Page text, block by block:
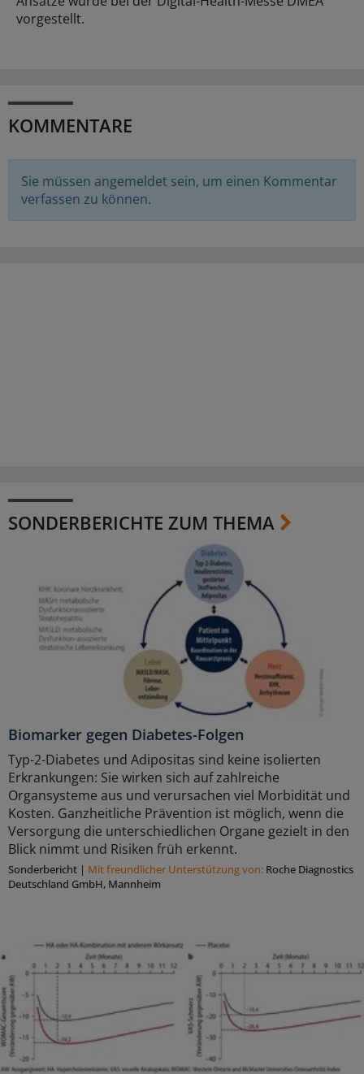
vorgestellt.
KOMMENTARE
Sie müssen angemeldet sein, um einen Kommentar
verfassen zu können.
SONDERBERICHTE ZUM THEMA
Biomarker gegen Diabetes-Folgen
Typ-2-Diabetes und Adipositas sind keine isolierten
Erkrankungen: Sie wirken sich auf zahlreiche
Organsysteme aus und verursachen viel Morbidität und
Kosten. Ganzheitliche Prävention ist möglich, wenn die
Versorgung die unterschiedlichen Organe gezielt in den
Blick nimmt und Risiken früh erkennt.
Sonderbericht | Mit freundlicher Unterstützung von: Roche Diagnostics
Deutschland GmbH, Mannheim